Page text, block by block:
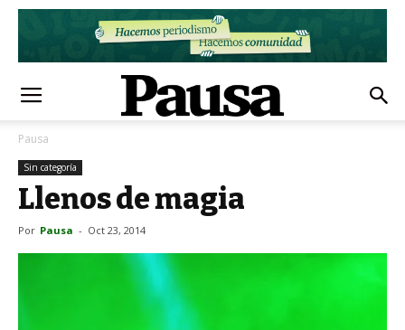
Pausa
Sin categoría
Llenos de magia
Por Pausa - Oct 23, 2014